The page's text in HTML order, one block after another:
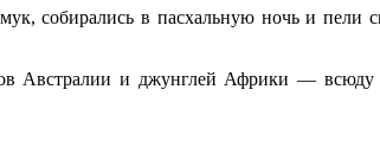
собирались в пасхальную ночь и пели
Австралии и джунглей Африки — всюду